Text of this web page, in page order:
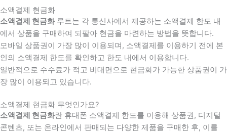
소액결제 현금화
소액결제 현금화루트는 각 통신사에서 제공하는 소액결제 한도 내
에서 상품을 구매하여 되팔아 현금을 마련하는 방법을 뜻합니다.
모바일 상품권이 가장 많이 이용되며, 소액결제를 이용하기 전에 본
인의 소액결제 한도를 확인하고 한도 내에서 이용합니다.
일반적으로 수수료가 적고 비대면으로 현금화가 가능한 상품권이 가
장 많이 이용되고 있습니다.
소액결제 현금화 무엇인가요?
소액결제 현금화란 휴대폰 소액결제 한도를 이용해 상품권, 디지털
콘텐츠, 또는 온라인에서 판매되는 다양한 제품을 구매한 후, 이를